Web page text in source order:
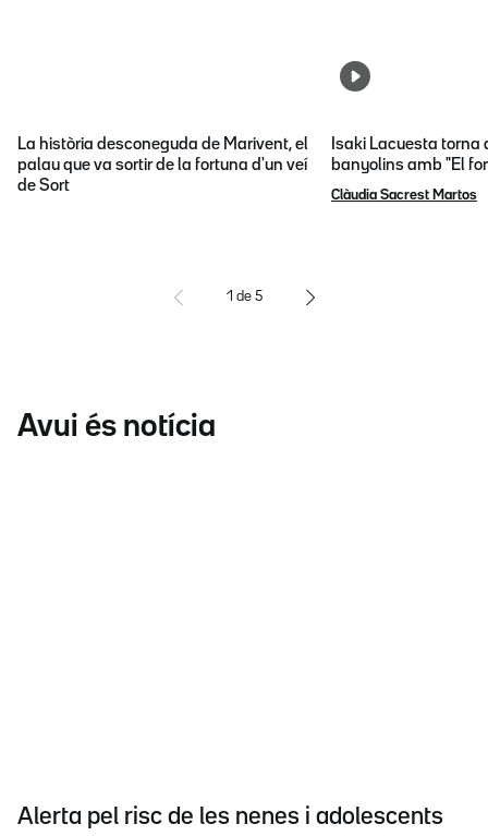
La història desconeguda de Marivent, el
palau que va sortir de la fortuna d'un veí
de Sort
Isaki Lacuesta torna
banyolins amb "El
Clàudia Sacrest Martos
1 de 5
Avui és notícia
Alerta pel risc de les nenes i adolescents